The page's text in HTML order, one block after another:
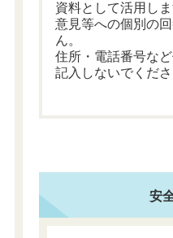
資料として活用し
意見等への個別の
ん。
住所・電話番号な
記入しないでくださ
安